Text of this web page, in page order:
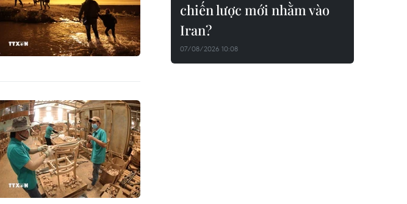
chiến lược mới nhằm vào
Iran?
07/08/2026 10:08